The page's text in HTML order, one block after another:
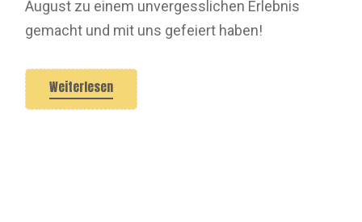
August zu einem unvergesslichen Erlebnis
gemacht und mit uns gefeiert haben!
Weiterlesen